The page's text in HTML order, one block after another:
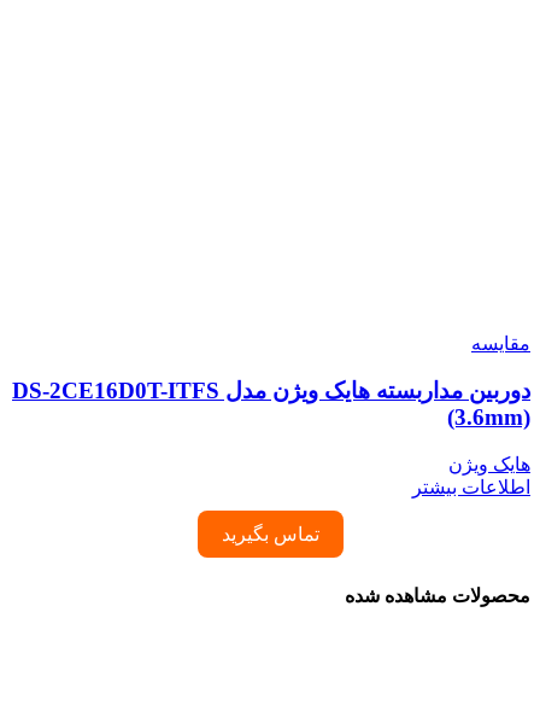
مقایسه
دوربین مداربسته هایک ویژن مدل DS-2CE16D0T-ITFS
(3.6mm)
هایک ویژن
اطلاعات بیشتر
تماس بگیرید
محصولات مشاهده شده